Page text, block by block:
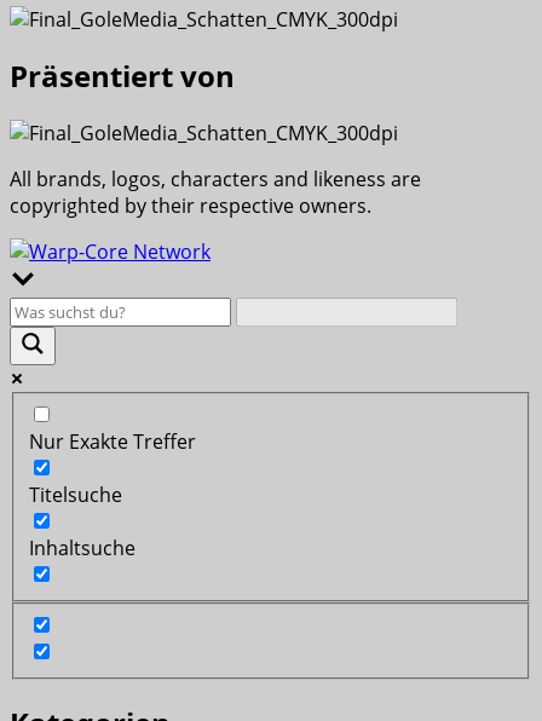
Präsentiert von
All brands, logos, characters and likeness are
copyrighted by their respective owners.
Nur Exakte Treffer
Titelsuche
Inhaltsuche